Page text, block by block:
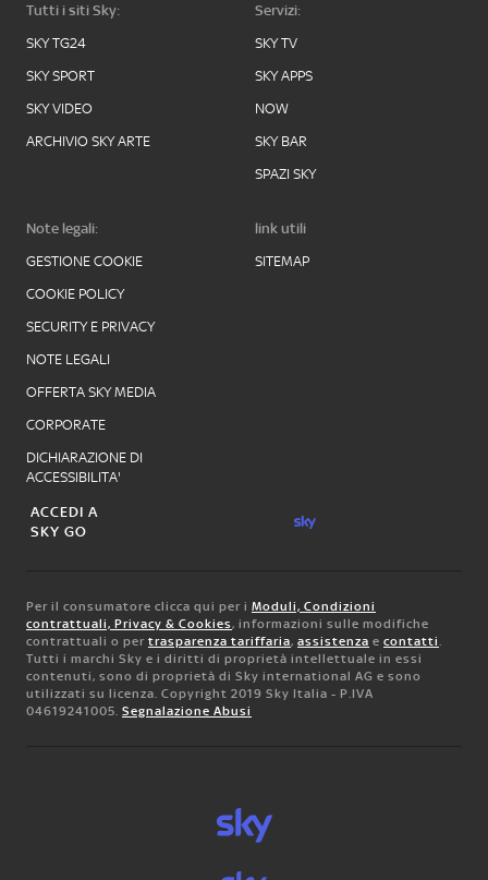
Tutti i siti Sky:
SKY TG24
SKY SPORT
SKY VIDEO
ARCHIVIO SKY ARTE
Servizi:
SKY TV
SKY APPS
NOW
SKY BAR
SPAZI SKY
Note legali:
GESTIONE COOKIE
COOKIE POLICY
SECURITY E PRIVACY
NOTE LEGALI
OFFERTA SKY MEDIA
CORPORATE
DICHIARAZIONE DI
ACCESSIBILITA'
link utili
SITEMAP
ACCEDI A
SKY GO
Per il consumatore clicca qui per i Moduli, Condizioni
contrattuali, Privacy & Cookies, informazioni sulle modifiche
contrattuali o per trasparenza tariffaria, assistenza e contatti.
Tutti i marchi Sky e i diritti di proprietà intellettuale in essi
contenuti, sono di proprietà di Sky international AG e sono
utilizzati su licenza. Copyright 2019 Sky Italia - P.IVA
04619241005. Segnalazione Abusi